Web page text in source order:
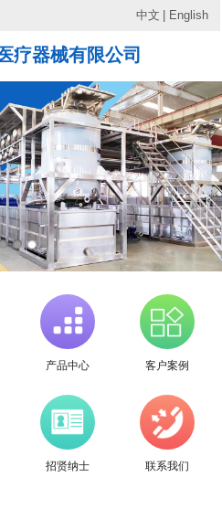
中文 English
疗器械有限公司
产品中心 客户案例
招贤纳士 联系我们